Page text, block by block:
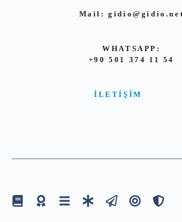
Mail:
WHATSAPP:
+90 501 374 11 54
İLETIŞIM